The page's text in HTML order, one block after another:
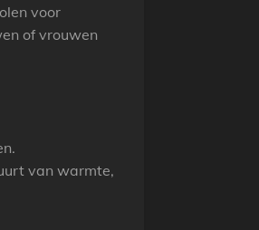
voor
of vrouwen
van warmte,